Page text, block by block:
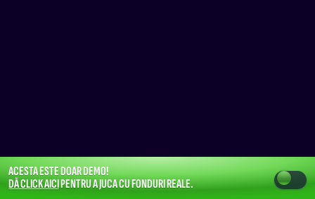
ACESTA ESTE DOAR DEMO!
DĂ CLICK AICIPENTRU A JUCA CU FONDURI REALE.